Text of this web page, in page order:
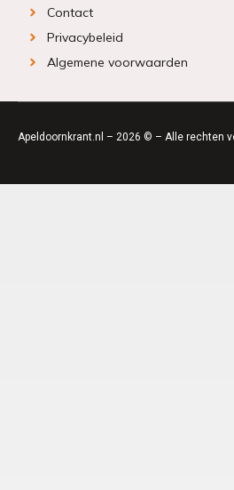
Contact
Privacybeleid
Algemene voorwaarden
Apeldoornkrant.nl – 2026 © – Alle rechten